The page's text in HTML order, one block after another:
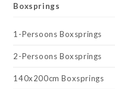
Boxsprings
1-Persoons Boxsprings
2-Persoons Boxsprings
140x200cm Boxsprings